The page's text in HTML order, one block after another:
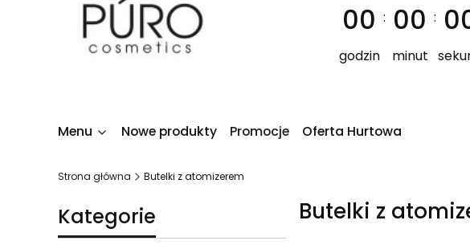
00
godzin
: 00
minut
:
Menu Nowe produkty Promocje Oferta Hurtowa
Strona główna Butelki z atomizerem
Kategorie Butelki z